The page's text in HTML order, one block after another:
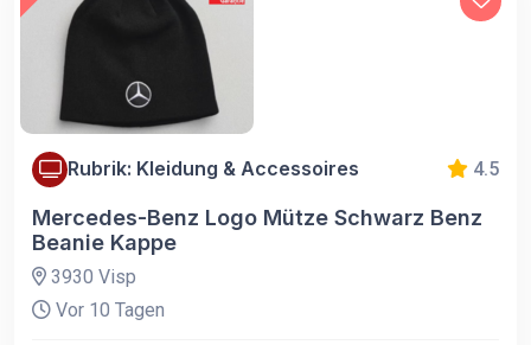
Rubrik: Kleidung & Accessoires 4.5
Mercedes-Benz Logo Mütze Schwarz Benz
Beanie Kappe
3930 Visp
Vor 10 Tagen